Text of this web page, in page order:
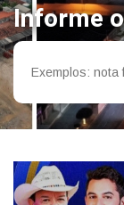
Informe